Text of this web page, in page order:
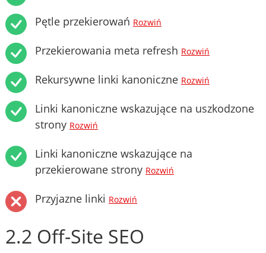
Pętle przekierowań Rozwiń
Przekierowania meta refresh Rozwiń
Rekursywne linki kanoniczne Rozwiń
Linki kanoniczne wskazujące na uszkodzone
strony Rozwiń
Linki kanoniczne wskazujące na
przekierowane strony Rozwiń
Przyjazne linki Rozwiń
2.2 Off-Site SEO